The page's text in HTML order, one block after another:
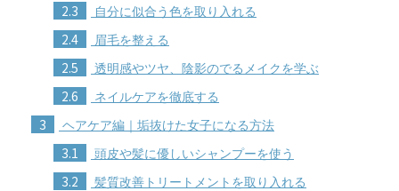
2.3 自分に似合う色を取り入れる
2.4 眉毛を整える
2.5 透明感やツヤ、陰影のでるメイクを学ぶ
2.6 ネイルケアを徹底する
3 ヘアケア編｜垢抜けた女子になる方法
3.1 頭皮や髪に優しいシャンプーを使う
3.2 髪質改善トリートメントを取り入れる